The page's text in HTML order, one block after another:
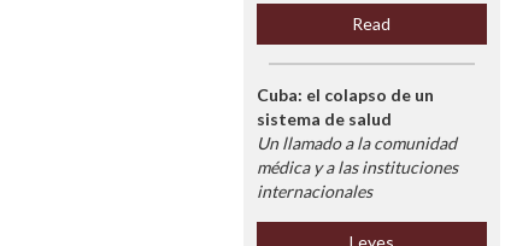
Read
Cuba: el colapso de un
sistema de salud
Un llamado a la comunidad
médica y a las instituciones
internacionales